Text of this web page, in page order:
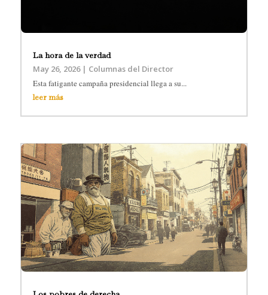
La hora de la verdad
May 26, 2026| Columnas del Director
Esta fatigante campaña presidencial llega a su...
leer más